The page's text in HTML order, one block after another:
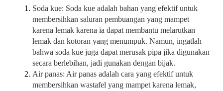
Soda kue: Soda kue adalah bahan yang efektif untuk
membersihkan saluran pembuangan yang mampet
karena lemak karena ia dapat membantu melarutkan
lemak dan kotoran yang menumpuk. Namun, ingatlah
bahwa soda kue juga dapat merusak pipa jika digunakan
secara berlebihan, jadi gunakan dengan bijak.
Air panas: Air panas adalah cara yang efektif untuk
membersihkan wastafel yang mampet karena lemak,